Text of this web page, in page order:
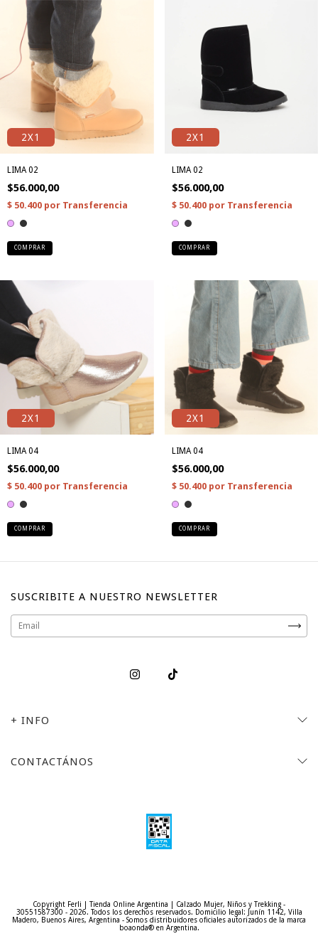
2X1
LIMA 02
$56.000,00
COMPRAR
2X1
LIMA 02
$56.000,00
COMPRAR
2X1
LIMA 04
$56.000,00
COMPRAR
2X1
LIMA 04
$56.000,00
COMPRAR
SUSCRIBITE A NUESTRO NEWSLETTER
+ INFO
CONTACTÁNOS
Copyright Ferli | Tienda Online Argentina | Calzado Mujer, Niños y Trekking -
30551587300 - 2026. Todos los derechos reservados.